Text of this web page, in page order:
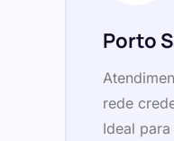
Porto
rede
Ideal